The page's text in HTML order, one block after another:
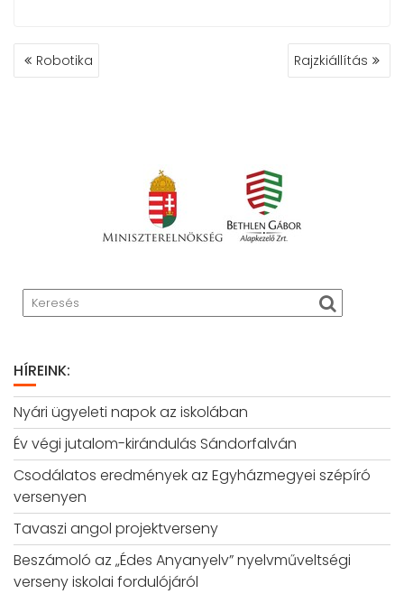
BEJEGYZÉS
NAVIGÁCIÓ
Robotika Rajzkiállítás
HÍREINK:
Nyári ügyeleti napok az iskolában
Év végi jutalom-kirándulás Sándorfalván
Csodálatos eredmények az Egyházmegyei szépíró
versenyen
Tavaszi angol projektverseny
Beszámoló az „Édes Anyanyelv” nyelvműveltségi
verseny iskolai fordulójáról